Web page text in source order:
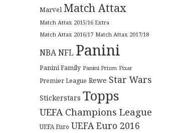
Marvel Match Attax
Match Attax 2015/16 Extra
Match Attax 2016/17 Match Attax 2017/18
NBANFL Panini
Panini Family Panini Prizm Pixar
Premier League Rewe Star Wars
Stickerstars Topps
UEFA Champions League
UEFA Euro UEFA Euro 2016